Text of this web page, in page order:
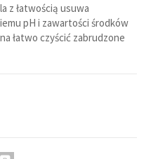
z łatwością usuwa
pH i zawartości środków
łatwo czyścić zabrudzone